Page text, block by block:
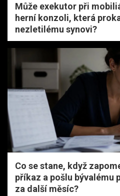
Může exekutor při
herní konzoli, která
nezletilému synovi?
Co se stane, když
příkaz a pošlu bývalému
za další měsíc?